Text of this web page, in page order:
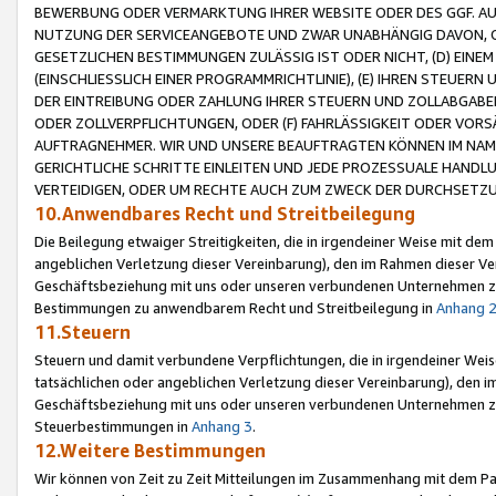
BEWERBUNG ODER VERMARKTUNG IHRER WEBSITE ODER DES GGF.
NUTZUNG DER SERVICEANGEBOTE UND ZWAR UNABHÄNGIG
GESETZLICHEN BESTIMMUNGEN ZULÄSSIG IST ODER NICHT, (D)
(EINSCHLIESSLICH EINER PROGRAMMRICHTLINIE), (E) IHREN
DER EINTREIBUNG ODER ZAHLUNG IHRER STEUERN UND
ODER ZOLLVERPFLICHTUNGEN, ODER (F) FAHRLÄSSIGKEIT ODER
AUFTRAGNEHMER. WIR UND UNSERE BEAUFTRAGTEN KÖNNEN IM
GERICHTLICHE SCHRITTE EINLEITEN UND JEDE PROZESSUALE
VERTEIDIGEN, ODER UM RECHTE AUCH ZUM ZWECK DER
10.Anwendbares Recht und Streitbeilegung
Die Beilegung etwaiger Streitigkeiten, die in irgendeiner Weise mit
angeblichen Verletzung dieser Vereinbarung), den im Rahmen dieser
Geschäftsbeziehung mit uns oder unseren verbundenen
Bestimmungen zu anwendbarem Recht und Streitbeilegung in Anhang 2
11.Steuern
Steuern und damit verbundene Verpflichtungen, die in irgendeiner
tatsächlichen oder angeblichen Verletzung dieser Vereinbarung), den
Geschäftsbeziehung mit uns oder unseren verbundenen
Steuerbestimmungen in Anhang 3.
12.Weitere Bestimmungen
Wir können von Zeit zu Zeit Mitteilungen im Zusammenhang mit dem